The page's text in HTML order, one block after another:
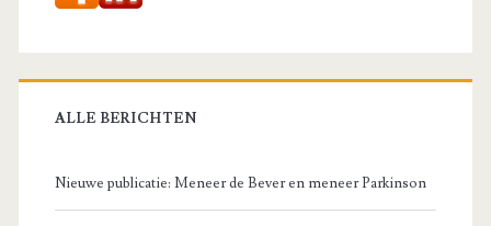
ALLE BERICHTEN
Nieuwe publicatie: Meneer de Bever en meneer Parkinson